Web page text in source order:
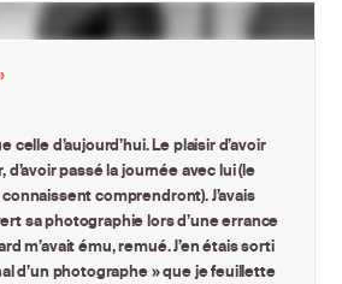
celle d’aujourd’hui. Le plaisir d’avoir
passé la journée avec lui (le
comprendront). J’avais
sa photographie lors d’une errance
m’avait ému, remué. J’en étais sorti
d’un photographe » que je feuillette